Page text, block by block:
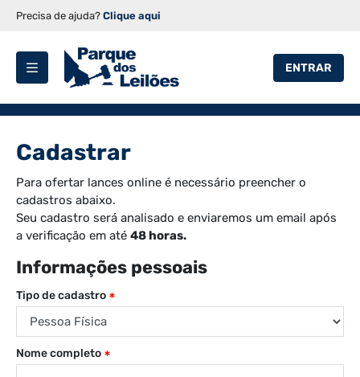
Precisa de ajuda? Clique aqui
ENTRAR
Cadastrar
Para ofertar lances online é necessário preencher o
cadastros abaixo.
Seu cadastro será analisado e enviaremos um email após
a verificação em até 48 horas.
Informações pessoais
Tipo de cadastro
Nome completo